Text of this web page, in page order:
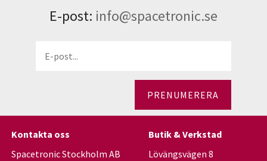
E-post: info@spacetronic.se
PRENUMERERA
Kontakta oss
Spacetronic Stockholm AB
Butik & Verkstad
Lövängsvägen 8